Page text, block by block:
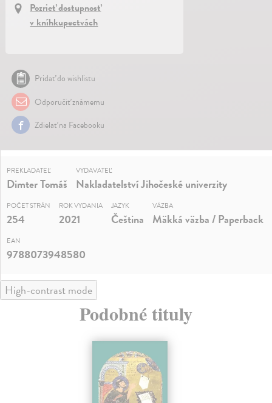
Pozrieť dostupnosť
v kníhkupectvách
Pridať do wishlistu
Odporučiť známemu
Zdielať na Facebooku
PREKLADATEĽ
Dimter Tomáš
VYDAVATEĽ
Nakladatelství Jihočeské univerzity
POČET STRÁN
254
ROK VYDANIA
2021
JAZYK
Čeština
VÄZBA
Mäkká väzba / Paperback
EAN
9788073948580
High-contrast mode
Podobné tituly